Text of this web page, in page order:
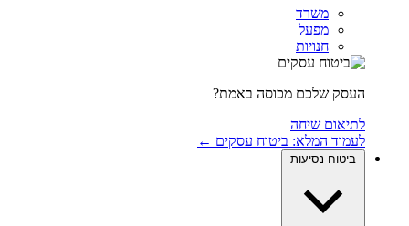
משרד
מפעל
חנויות
העסק שלכם מכוסה באמת?
לתיאום שיחה
לעמוד המלא: ביטוח עסקים ←
ביטוח נסיעות